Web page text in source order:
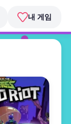
내 게임